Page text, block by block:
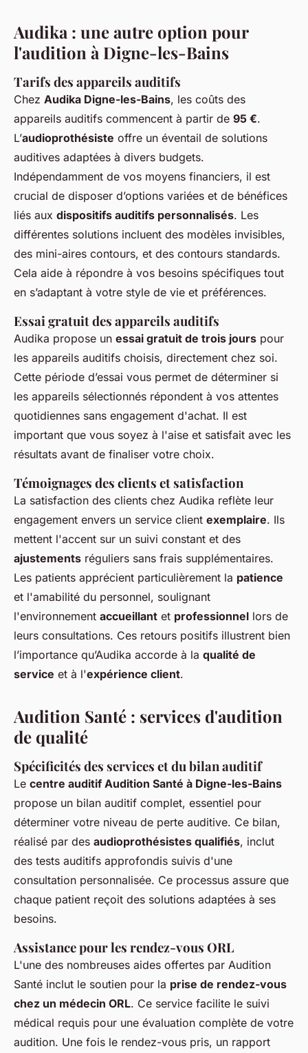
Audika : une autre option pour
l'audition à Digne-les-Bains
Tarifs des appareils auditifs
Chez Audika Digne-les-Bains, les coûts des
appareils auditifs commencent à partir de 95 €.
L’audioprothésiste offre un éventail de solutions
auditives adaptées à divers budgets.
Indépendamment de vos moyens financiers, il est
crucial de disposer d’options variées et de bénéfices
liés aux dispositifs auditifs personnalisés. Les
différentes solutions incluent des modèles invisibles,
des mini-aires contours, et des contours standards.
Cela aide à répondre à vos besoins spécifiques tout
en s’adaptant à votre style de vie et préférences.
Essai gratuit des appareils auditifs
Audika propose un essai gratuit de trois jours pour
les appareils auditifs choisis, directement chez soi.
Cette période d’essai vous permet de déterminer si
les appareils sélectionnés répondent à vos attentes
quotidiennes sans engagement d'achat. Il est
important que vous soyez à l'aise et satisfait avec les
résultats avant de finaliser votre choix.
Témoignages des clients et satisfaction
La satisfaction des clients chez Audika reflète leur
engagement envers un service client exemplaire. Ils
mettent l'accent sur un suivi constant et des
ajustements réguliers sans frais supplémentaires.
Les patients apprécient particulièrement la patience
et l'amabilité du personnel, soulignant
l'environnement accueillant et professionnel lors de
leurs consultations. Ces retours positifs illustrent bien
l’importance qu’Audika accorde à la qualité de
service et à l'expérience client.
Audition Santé : services d'audition
de qualité
Spécificités des services et du bilan auditif
Le centre auditif Audition Santé à Digne-les-Bains
propose un bilan auditif complet, essentiel pour
déterminer votre niveau de perte auditive. Ce bilan,
réalisé par des audioprothésistes qualifiés, inclut
des tests auditifs approfondis suivis d'une
consultation personnalisée. Ce processus assure que
chaque patient reçoit des solutions adaptées à ses
besoins.
Assistance pour les rendez-vous ORL
L'une des nombreuses aides offertes par Audition
Santé inclut le soutien pour la prise de rendez-vous
chez un médecin ORL. Ce service facilite le suivi
médical requis pour une évaluation complète de votre
audition. Une fois le rendez-vous pris, un rapport